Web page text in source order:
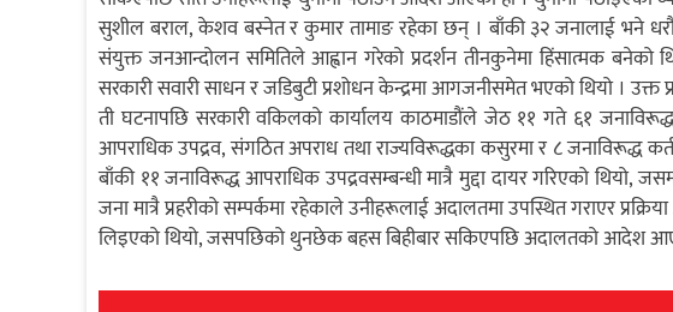
सुशील बराल, केशव बस्नेत र कुमार तामाङ रहेका छन् । बाँकी ३२ जनालाई भने
संयुक्त जनआन्दोलन समितिले आह्वान गरेको प्रदर्शन तीनकुनेमा हिंसात्मक बनेको
सरकारी सवारी साधन र जडिबुटी प्रशोधन केन्द्रमा आगजनीसमेत भएको थियो । उक्त
ती घटनापछि सरकारी वकिलको कार्यालय काठमाडौंले जेठ ११ गते ६१
आपराधिक उपद्रव, संगठित अपराध तथा राज्यविरूद्धका कसुरमा र ८ जनाविरूद्ध
बाँकी ११ जनाविरूद्ध आपराधिक उपद्रवसम्बन्धी मात्रै मुद्दा दायर गरिएको
जना मात्रै प्रहरीको सम्पर्कमा रहेकाले उनीहरूलाई अदालतमा उपस्थित गराएर
लिइएको थियो, जसपछिको थुनछेक बहस बिहीबार सकिएपछि अदालतको आदेश